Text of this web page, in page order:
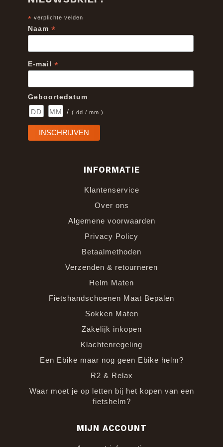
* verplichte velden
Naam *
E-mail *
Geboortedatum
/ ( dd / mm )
INFORMATIE
Klantenservice
Over ons
Algemene voorwaarden
Privacy Policy
Betaalmethoden
Verzenden & retourneren
Helm Maten
Fietshandschoenen Maat Bepalen
Sokken Maten
Zakelijk inkopen
Klachtenregeling
Een Ebike maar nog geen Ebike helm?
R2 & Relax
Waar moet je op letten bij het kopen van een
fietshelm?
MIJN ACCOUNT